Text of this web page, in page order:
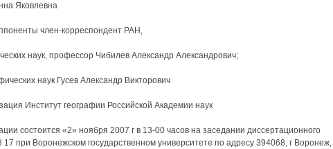
Яковлевна
член-корреспондент РАН,
наук, профессор Чибилев Александр Александрович;
наук Гусев Александр Викторович
Институт географии Российской Академии наук
состоится «2» ноября 2007 г в 13-00 часов на заседании диссертационного
17 при Воронежском государственном университете по адресу 394068, г Воронеж,